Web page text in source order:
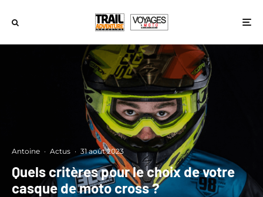
Antoine · Actus · 31 août 2023
Quels critères pour le choix de votre
casque de moto cross ?